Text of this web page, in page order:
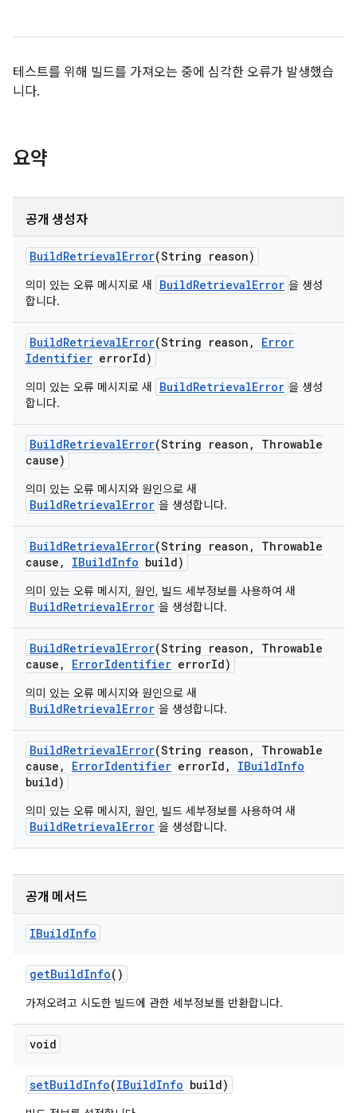
테스트를 위해 빌드를 가져오는 중에 심각한 오류가 발생했습
니다.
요약
공개 생성자
BuildRetrievalError(String reason)
의미 있는 오류 메시지로 새 BuildRetrievalError 을 생성
합니다.
BuildRetrievalError(String reason ,
Error
Identifier errorId)
의미 있는 오류 메시지로 새 BuildRetrievalError 을 생성
합니다.
BuildRetrievalError(String reason ,
Throwable
cause)
의미 있는 오류 메시지와 원인으로 새
BuildRetrievalError 을 생성합니다.
BuildRetrievalError(String reason ,
Throwable
cause , IBuildInfo build)
의미 있는 오류 메시지, 원인, 빌드 세부정보를 사용하여 새
BuildRetrievalError 을 생성합니다.
BuildRetrievalError(String reason ,
Throwable
cause , ErrorIdentifier errorId)
의미 있는 오류 메시지와 원인으로 새
BuildRetrievalError 을 생성합니다.
BuildRetrievalError(String reason ,
Throwable
cause , ErrorIdentifier errorId , IBuildInfo
build)
의미 있는 오류 메시지, 원인, 빌드 세부정보를 사용하여 새
BuildRetrievalError 을 생성합니다.
공개 메서드
IBuildInfo
getBuildInfo()
가져오려고 시도한 빌드에 관한 세부정보를 반환합니다.
void
setBuildInfo(IBuildInfo build)